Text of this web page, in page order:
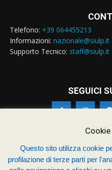
Telefono: +39 064455213
Informazioni: nazionale@siulp.it
Supporto Tecnico: staff@siulp.it
SEGUICI
© Siulp 2026 - C.F.97014000588 -
Questo sito utilizza cookie
profilazione di terze parti per